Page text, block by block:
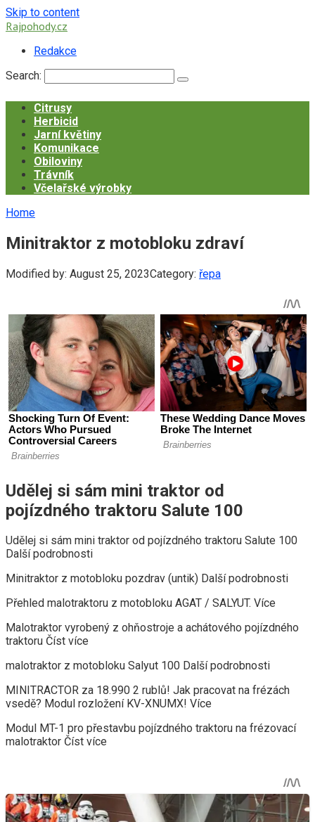
Skip to content
Rajpohody.cz
Redakce
Search:
Citrusy
Herbicid
Jarní květiny
Komunikace
Obiloviny
Trávník
Včelařské výrobky
Home
Minitraktor z motobloku zdraví
Modified by: August 25, 2023Category: řepa
Udělej si sám mini traktor od
pojízdného traktoru Salute 100
Udělej si sám mini traktor od pojízdného traktoru Salute 100
Další podrobnosti
Minitraktor z motobloku pozdrav (untik) Další podrobnosti
Přehled malotraktoru z motobloku AGAT / SALYUT. Více
Malotraktor vyrobený z ohňostroje a achátového pojízdného
traktoru Číst více
malotraktor z motobloku Salyut 100 Další podrobnosti
MINITRACTOR za 18.990 2 rublů! Jak pracovat na frézách
vsedě? Modul rozložení KV-XNUMX! Více
Modul MT-1 pro přestavbu pojízdného traktoru na frézovací
malotraktor Číst více